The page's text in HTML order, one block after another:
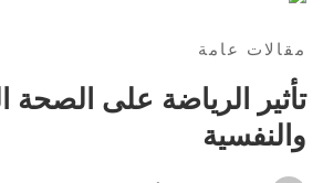
مقالات عامة
تأثير الرياضة على الصحة
والنفسية